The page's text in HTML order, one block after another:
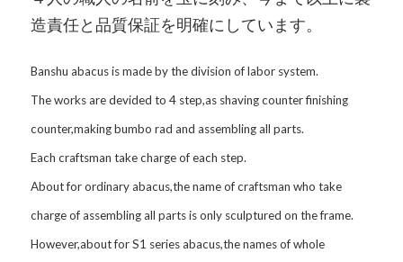
造責任と品質保証を明確にしています。
Banshu abacus is made by the division of labor system.
The works are devided to 4 step,as shaving counter finishing
counter,making bumbo rad and assembling all parts.
Each craftsman take charge of each step.
About for ordinary abacus,the name of craftsman who take
charge of assembling all parts is only sculptured on the frame.
However,about for S1 series abacus,the names of whole